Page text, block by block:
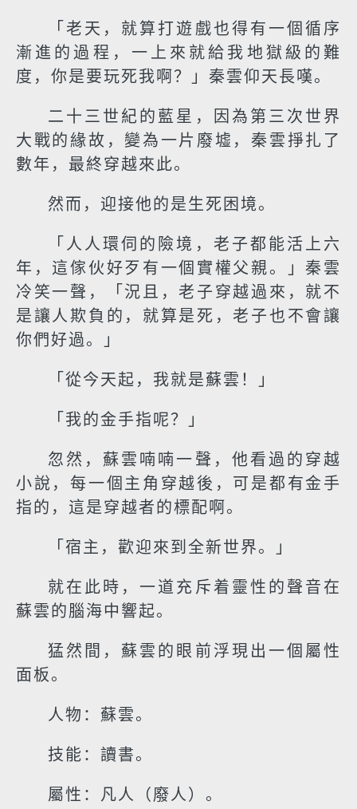
「老天，就算打遊戲也得有一個循序
漸進的過程，一上來就給我地獄級的難
度，你是要玩死我啊？」秦雲仰天長嘆。
二十三世紀的藍星，因為第三次世界
大戰的緣故，變為一片廢墟，秦雲掙扎了
數年，最終穿越來此。
然而，迎接他的是生死困境。
「人人環伺的險境，老子都能活上六
年，這傢伙好歹有一個實權父親。」秦雲
冷笑一聲，「況且，老子穿越過來，就不
是讓人欺負的，就算是死，老子也不會讓
你們好過。」
「從今天起，我就是蘇雲！」
「我的金手指呢？」
忽然，蘇雲喃喃一聲，他看過的穿越
小說，每一個主角穿越後，可是都有金手
指的，這是穿越者的標配啊。
「宿主，歡迎來到全新世界。」
就在此時，一道充斥着靈性的聲音在
蘇雲的腦海中響起。
猛然間，蘇雲的眼前浮現出一個屬性
面板。
人物：蘇雲。
技能：讀書。
屬性：凡人（廢人）。